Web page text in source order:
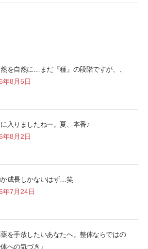
を自然に…まだ『種』の段階ですが、、
年8月5日
に入りましたねー。夏、本番♪
年8月2日
か成長しかないはず…笑
年7月24日
を手放したいあなたへ。整体ならではの
体への気づき』